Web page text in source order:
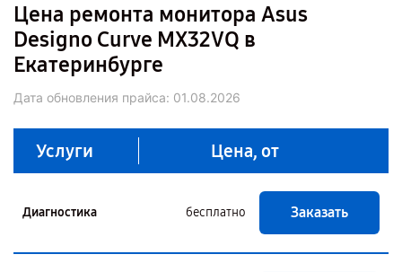
Цена ремонта монитора Asus
Designo Curve MX32VQ в
Екатеринбурге
Дата обновления прайса: 01.08.2026
Услуги Цена, от
Диагностика бесплатно Заказать